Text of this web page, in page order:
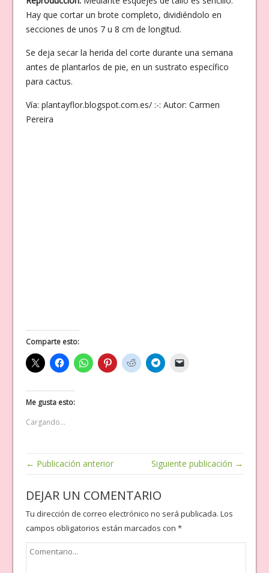
Hay que cortar un brote completo, dividiéndolo en
secciones de unos 7 u 8 cm de longitud.
Se deja secar la herida del corte durante una semana
antes de plantarlos de pie, en un sustrato específico
para cactus.
Vía: plantayflor.blogspot.com.es/ :-: Autor: Carmen
Pereira
Comparte esto:
Me gusta esto:
Cargando...
← Publicación anterior Siguiente publicación →
DEJAR UN COMENTARIO
Tu dirección de correo electrónico no será publicada. Los
campos obligatorios están marcados con *